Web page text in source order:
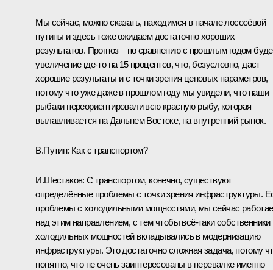
Мы сейчас, можно сказать, находимся в начале лососёвой
путины и здесь тоже ожидаем достаточно хороших
результатов. Прогноз – по сравнению с прошлым годом
увеличение где‑то на 15 процентов, что, безусловно, даст
хорошие результаты и с точки зрения ценовых параметров,
потому что уже даже в прошлом году мы увидели, что наши
рыбаки переориентировали всю красную рыбу, которая
вылавливается на Дальнем Востоке, на внутренний рынок.
В.Путин: Как с транспортом?
И.Шестаков:С транспортом, конечно, существуют
определённые проблемы с точки зрения инфраструктуры.
проблемы с холодильными мощностями, мы сейчас
над этим направлением, с тем чтобы всё‑таки собственники
холодильных мощностей вкладывались в модернизацию
инфраструктуры. Это достаточно сложная задача, потому
понятно, что не очень заинтересованы в перевалке именно